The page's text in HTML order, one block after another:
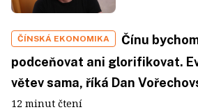
ČÍNSKÁ EKONOMIKA
Čínu
podceňovat ani glorifikovat.
větev sama, říká Dan
12 minut čtení